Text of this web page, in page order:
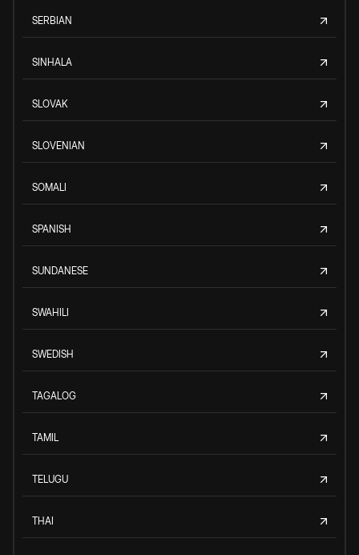
SERBIAN
SINHALA
SLOVAK
SLOVENIAN
SOMALI
SPANISH
SUNDANESE
SWAHILI
SWEDISH
TAGALOG
TAMIL
TELUGU
THAI